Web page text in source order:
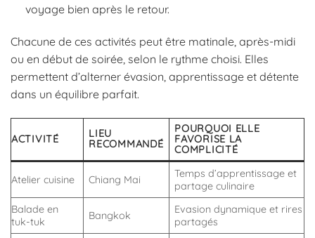
voyage bien après le retour.
Chacune de ces activités peut être matinale, après-midi
ou en début de soirée, selon le rythme choisi. Elles
permettent d’alterner évasion, apprentissage et détente
dans un équilibre parfait.
ACTIVITÉ
LIEU
RECOMMANDÉ
POURQUOI ELLE
FAVORISE LA
COMPLICITÉ
Atelier cuisine Chiang Mai
Temps d’apprentissage et
partage culinaire
Balade en
tuk-tuk
Bangkok
Evasion dynamique et rires
partagés